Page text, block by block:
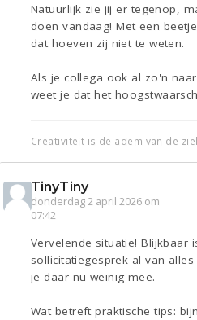
Natuurlijk zie jij er tegenop,
doen vandaag! Met een
dat hoeven zij niet te weten.
Als je collega ook al zo'n
weet je dat het
Creativiteit is de adem van de
TinyTiny
donderdag 2 april 2026 om
07:42
Vervelende situatie! Blijkbaar
sollicitatiegesprek al van
je daar nu weinig mee.
Wat betreft praktische tips: